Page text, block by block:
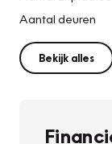
Aantal deuren
Bekijk alles